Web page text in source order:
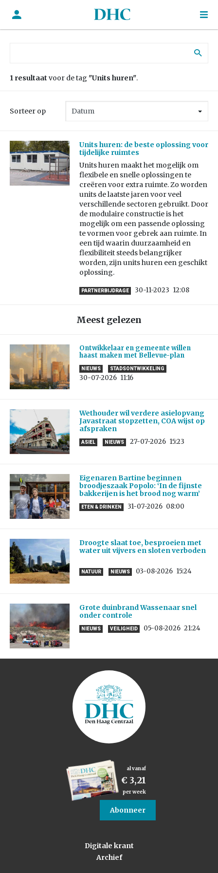
1 resultaat voor de tag "Units huren".
Sorteer op
Units huren: de beste oplossing voor
tijdelijke ruimtes
Units huren maakt het mogelijk om
flexibele en snelle oplossingen te
creëren voor extra ruimte. Zo worden
units de laatste jaren voor veel
verschillende sectoren gebruikt. Door
de modulaire constructie is het
mogelijk om een passende oplossing
te vormen voor gebrek aan ruimte. In
een tijd waarin duurzaamheid en
flexibiliteit steeds belangrijker
worden, zijn units huren een geschikt
oplossing.
PARTNERBIJDRAGE 30-11-2023 12:08
Meest gelezen
Ontwikkelaar en gemeente willen
haast maken met Bellevue-plan
NIEUWS STADSONTWIKKELING
30-07-2026 11:16
Wethouder wil verdere asielopvang
Javastraat stopzetten, COA wijst op
afspraken
ASIEL NIEUWS 27-07-2026 15:23
Eigenaren Bartine beginnen
broodjeszaak Popolo: ‘In de fijnste
bakkerijen is het brood nog warm’
ETEN & DRINKEN 31-07-2026 08:00
Droogte slaat toe, besproeien met
water uit vijvers en sloten verboden
NATUUR NIEUWS 03-08-2026 15:24
Grote duinbrand Wassenaar snel
onder controle
NIEUWS VEILIGHEID 05-08-2026 21:24
al vanaf
€ 3,21
per week
Abonneer
Digitale krant
Archief